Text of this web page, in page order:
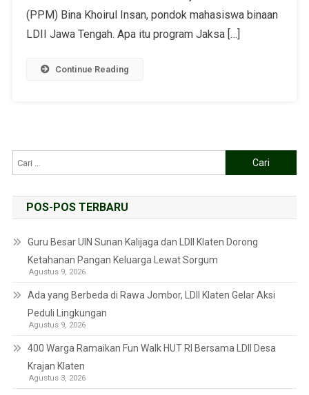
(PPM) Bina Khoirul Insan, pondok mahasiswa binaan
LDII Jawa Tengah. Apa itu program Jaksa […]
Continue Reading
POS-POS TERBARU
Guru Besar UIN Sunan Kalijaga dan LDII Klaten Dorong
Ketahanan Pangan Keluarga Lewat Sorgum
Agustus 9, 2026
Ada yang Berbeda di Rawa Jombor, LDII Klaten Gelar Aksi
Peduli Lingkungan
Agustus 9, 2026
400 Warga Ramaikan Fun Walk HUT RI Bersama LDII Desa
Krajan Klaten
Agustus 3, 2026